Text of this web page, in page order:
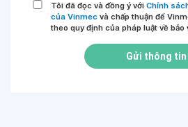
Tôi đã đọc và đồng ý với Chính
của Vinmec và chấp thuận để
theo quy định của pháp luật về bảo
Gửi thông tin